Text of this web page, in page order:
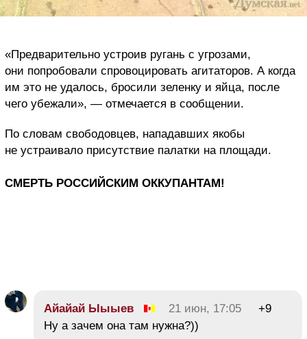
«Предварительно устроив ругань с угрозами,
они попробовали спровоцировать агитаторов. А когда
им это не удалось, бросили зеленку и яйца, после
чего убежали», — отмечается в сообщении.
По словам свободовцев, нападавших якобы
не устраивало присутствие палатки на площади.
СМЕРТЬ РОССИЙСКИМ ОККУПАНТАМ!
Айайай Ыыыев 21 июн, 17:05
+9
Ну а зачем она там нужна?))